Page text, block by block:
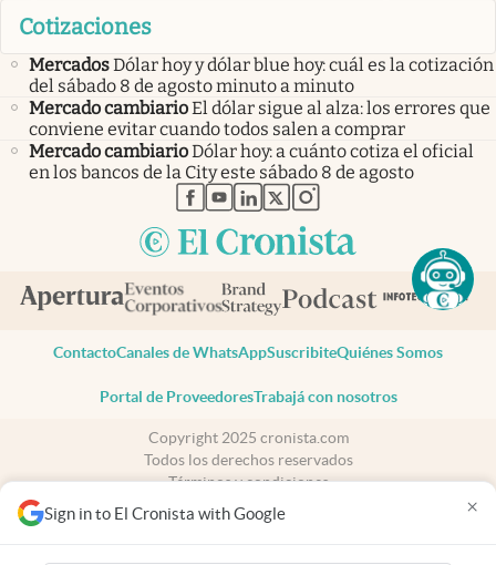
Sign in to El Cronista with Google ×
Cotizaciones
MercadosDólar hoy y dólar blue hoy: cuál es la cotización
del sábado 8 de agosto minuto a minuto
Mercado cambiarioEl dólar sigue al alza: los errores que
conviene evitar cuando todos salen a comprar
Mercado cambiarioDólar hoy: a cuánto cotiza el oficial
en los bancos de la City este sábado 8 de agosto
abre en nueva pestaña
abre en nueva pestaña
abre en nueva pestaña
abre en nueva pestaña
abre en nueva pestaña
ContactoCanales de WhatsAppSuscribiteQuiénes Somos
Portal de ProveedoresTrabajá con nosotros
Copyright 2025 cronista.com
Todos los derechos reservados
Términos y condiciones
Privacidad
Consentimiento